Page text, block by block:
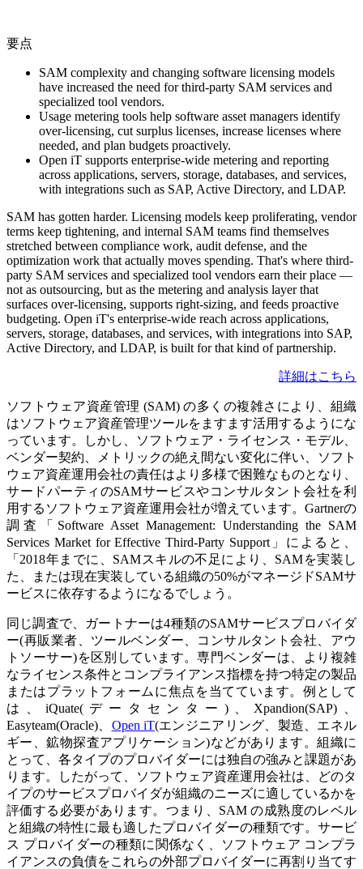
要点
SAM complexity and changing software licensing models
have increased the need for third-party SAM services and
specialized tool vendors.
Usage metering tools help software asset managers identify
over-licensing, cut surplus licenses, increase licenses where
needed, and plan budgets proactively.
Open iT supports enterprise-wide metering and reporting
across applications, servers, storage, databases, and services,
with integrations such as SAP, Active Directory, and LDAP.
SAM has gotten harder. Licensing models keep proliferating, vendor
terms keep tightening, and internal SAM teams find themselves
stretched between compliance work, audit defense, and the
optimization work that actually moves spending. That's where third-
party SAM services and specialized tool vendors earn their place —
not as outsourcing, but as the metering and analysis layer that
surfaces over-licensing, supports right-sizing, and feeds proactive
budgeting. Open iT's enterprise-wide reach across applications,
servers, storage, databases, and services, with integrations into SAP,
Active Directory, and LDAP, is built for that kind of partnership.
詳細はこちら
ソフトウェア資産管理 (SAM) の多くの複雑さにより、組織
はソフトウェア資産管理ツールをますます活用するようにな
っています。しかし、ソフトウェア・ライセンス・モデル、
ベンダー契約、メトリックの絶え間ない変化に伴い、ソフト
ウェア資産運用会社の責任はより多様で困難なものとなり、
サードパーティのSAMサービスやコンサルタント会社を利
用するソフトウェア資産運用会社が増えています。Gartnerの
調査「Software Asset Management: Understanding the SAM
Services Market for Effective Third-Party Support」によると、
「2018年までに、SAMスキルの不足により、SAMを実装し
た、または現在実装している組織の50%がマネージドSAMサ
ービスに依存するようになるでしょう。
同じ調査で、ガートナーは4種類のSAMサービスプロバイダ
ー(再販業者、ツールベンダー、コンサルタント会社、アウ
トソーサー)を区別しています。専門ベンダーは、より複雑
なライセンス条件とコンプライアンス指標を持つ特定の製品
またはプラットフォームに焦点を当てています。例として
は、iQuate(データセンター)、Xpandion(SAP)、
Easyteam(Oracle)、 Open iT(エンジニアリング、製造、エネル
ギー、鉱物探査アプリケーション)などがあります。組織に
とって、各タイプのプロバイダーには独自の強みと課題があ
ります。したがって、ソフトウェア資産運用会社は、どのタ
イプのサービスプロバイダが組織のニーズに適しているかを
評価する必要があります。つまり、SAM の成熟度のレベル
と組織の特性に最も適したプロバイダーの種類です。サービ
ス プロバイダーの種類に関係なく、ソフトウェア コンプラ
イアンスの負債をこれらの外部プロバイダーに再割り当てす